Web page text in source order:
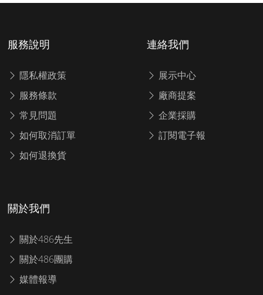
服務說明
隱私權政策
服務條款
常見問題
如何取消訂單
如何退換貨
連絡我們
展示中心
廠商提案
企業採購
訂閱電子報
關於我們
關於486先生
關於486團購
媒體報導